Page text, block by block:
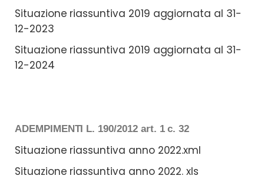
Situazione riassuntiva 2019 aggiornata al 31-
12-2023
Situazione riassuntiva 2019 aggiornata al 31-
12-2024
ADEMPIMENTI L. 190/2012 art. 1 c. 32
Situazione riassuntiva anno 2022.xml
Situazione riassuntiva anno 2022. xls